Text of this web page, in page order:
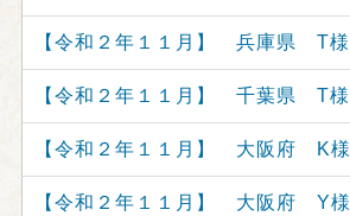
【令和２年１１月】 兵庫県 T様
【令和２年１１月】 千葉県 T様
【令和２年１１月】 大阪府 K様
【令和２年１１月】 大阪府 Y様